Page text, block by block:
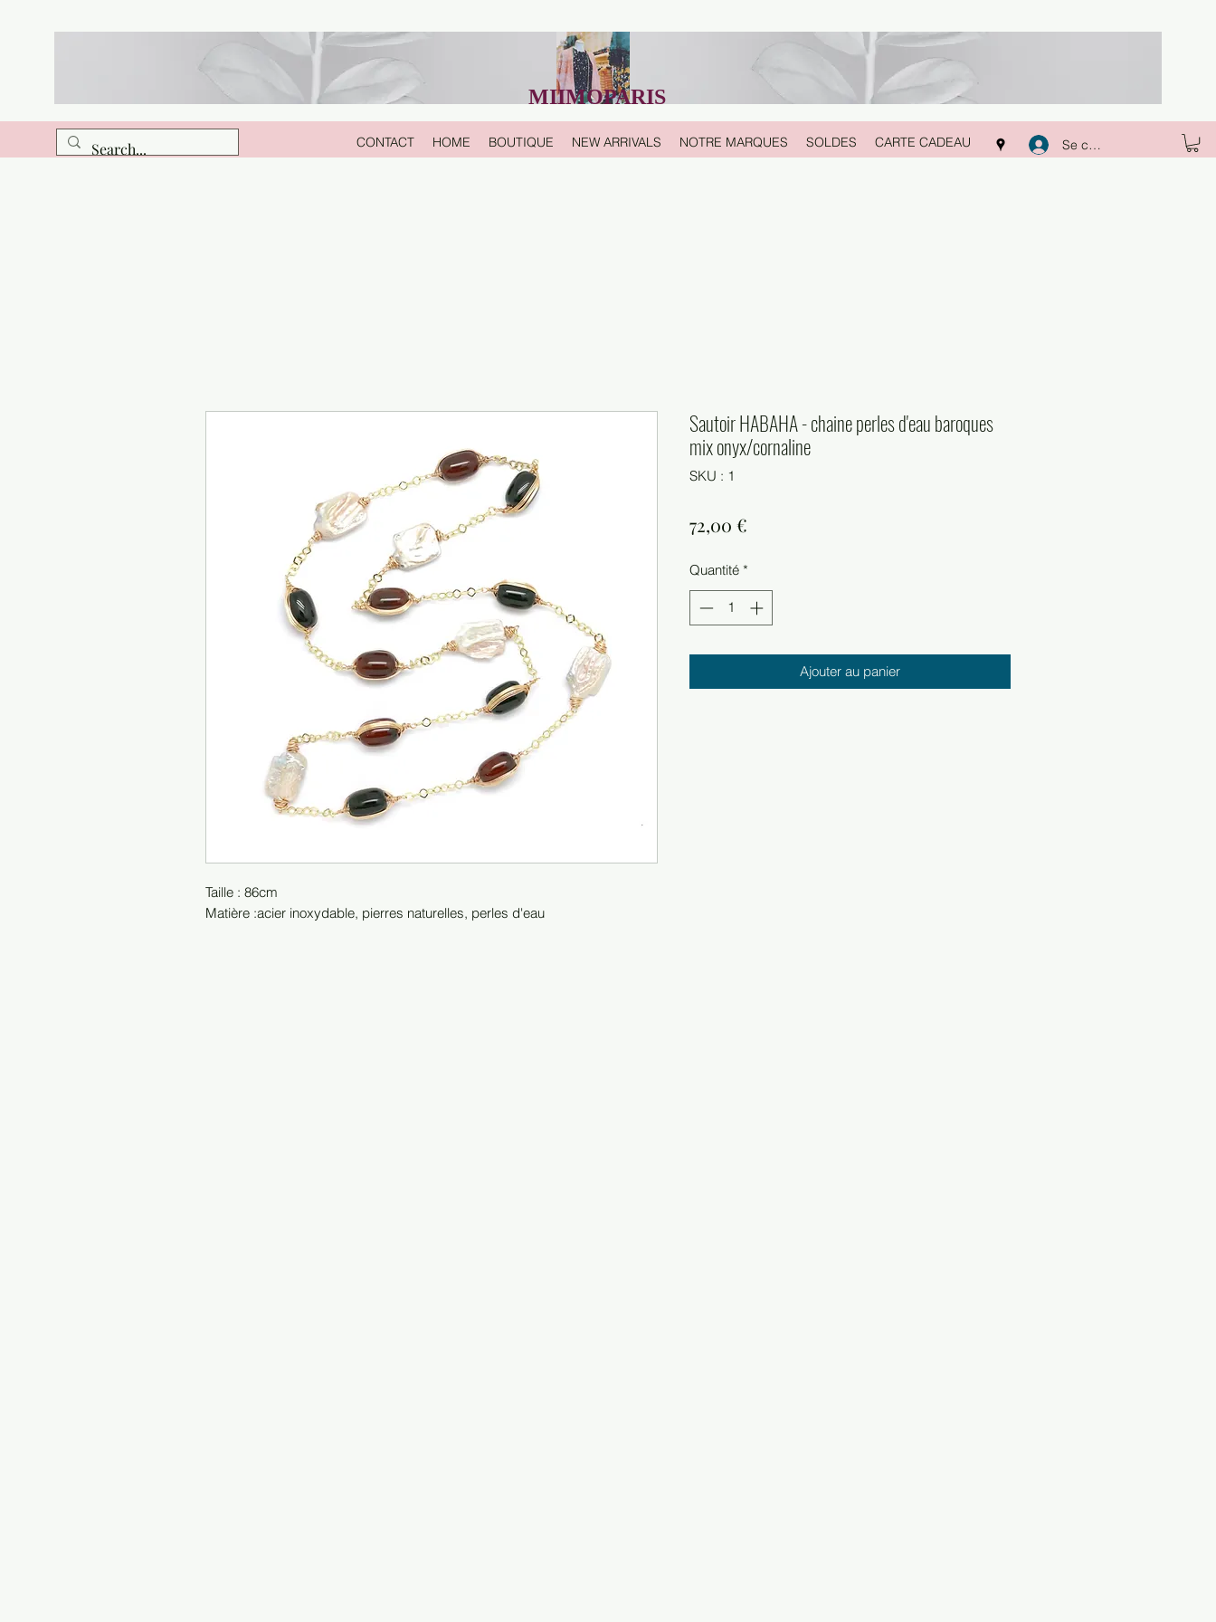
MIIMOPARIS
CONTACT HOME BOUTIQUE NEW ARRIVALS NOTRE MARQUES SOLDES CARTE CADEAU Se connecter
Taille : 86cm
Matière :acier inoxydable, pierres naturelles, perles d'eau
Sautoir HABAHA - chaine perles d'eau baroques
mix onyx/cornaline
SKU : 1
72,00 €
Quantité *
Ajouter au panier